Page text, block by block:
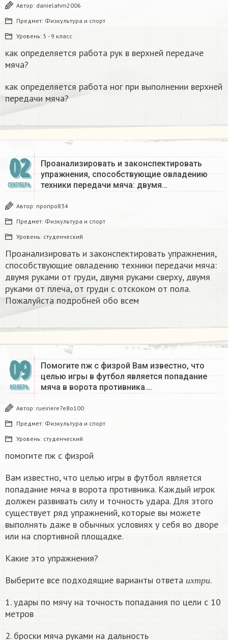
Автор: danielahm2006
Предмет: Физкультура и спорт
Уровень: 5 - 9 класс
как определяется работа рук в верхней передаче
мяча?
как определяется работа ног при выполнении верхней
передачи мяча?
02
СЕНТЯБРЬ
Проанализировать и законспектировать
упражнения, способствующие овладению
техники передачи мяча: двумя…
Автор: пропро834
Предмет: Физкультура и спорт
Уровень: студенческий
Проанализировать и законспектировать упражнения,
способствующие овладению техники передачи мяча:
двумя руками от груди, двумя руками сверху, двумя
руками от плеча, от груди с отскоком от пола.
Пожалуйста подробней обо всем
09
НОЯБРЬ
Помогите пж с физрой Вам известно, что
целью игры в футбол является попадание
мяча в ворота противника….
Автор: rueiriere7e8o100
Предмет: Физкультура и спорт
Уровень: студенческий
помогите пж с физрой
Вам известно, что целью игры в футбол является
попадание мяча в ворота противника. Каждый игрок
должен развивать силу и точность удара. Для этого
существует ряд упражнений, которые вы можете
выполнять даже в обычных условиях у себя во дворе
или на спортивной площадке.
Какие это упражнения?
Выберите все подходящие варианты ответа
ихт р и .
1. удары по мячу на точность попадания по цели с 10
метров
2. броски мяча руками на дальность